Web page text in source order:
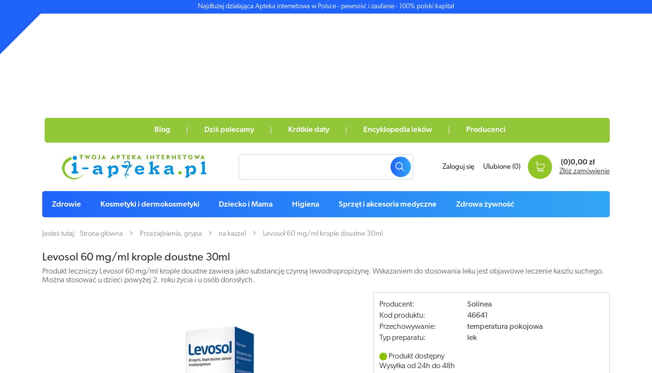
Najdłużej działająca Apteka internetowa w Polsce - pewność i zaufanie - 100% polski kapitał
Blog Dziś polecamy Krótkie daty Encyklopedia leków Producenci
Zaloguj się Ulubione (0)
(0)0,00 zł
Złóż zamówienie
Zdrowie Kosmetyki i dermokosmetyki Dziecko i Mama Higiena Sprzęt i akcesoria medyczne Zdrowa żywność
Jesteś tutaj: Strona główna Przeziębienia, grypa na kaszel Levosol 60 mg/ml krople doustne 30ml
Levosol 60 mg/ml krople doustne 30ml
Produkt leczniczy Levosol 60 mg/ml krople doustne zawiera jako substancję czynną lewodropropizynę. Wskazaniem do stosowania leku jest objawowe leczenie kaszlu suchego.
Można stosować u dzieci powyżej 2. roku życia i u osób dorosłych.
Producent:
Solinea
Kod produktu:
46641
Przechowywanie:
temperatura pokojowa
Typ preparatu:
lek
Produkt dostępny
Wysyłka od 24h do 48h